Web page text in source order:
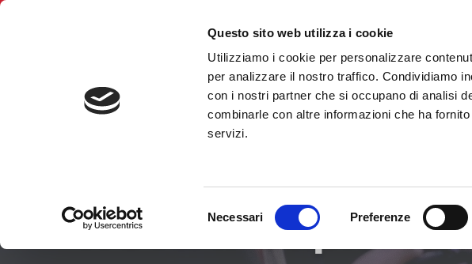
Questo sito web utilizza i cookie
Utilizziamo i cookie per personalizzare
per analizzare il nostro traffico. Condividiamo
con i nostri partner che si occupano di analisi
combinarle con altre informazioni che ha
servizi.
Necessari Preferenze
BNI Treviso Belluno
Trova il Capitolo